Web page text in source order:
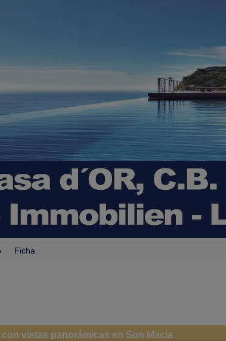
Ficha
vistas panorámicas en Son Macia